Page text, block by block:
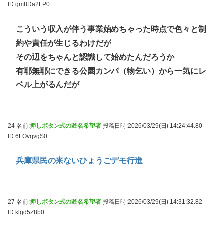
ID:gm8Da2FP0
こういう収入が伴う事業始めちゃった時点で色々と制
約や責任が生じるわけだが
その辺をちゃんと認識して始めたんだろうか
有耶無耶にできる公園カンパ（物乞い）から一気にレ
ベル上がるんだが
24 名前:押しボタン式の匿名希望者 投稿日時:2026/03/29(日) 14:24:44.80
ID:6LOvqvgS0
兵庫県民の来ないひょうごデモ行進
27 名前:押しボタン式の匿名希望者 投稿日時:2026/03/29(日) 14:31:32.82
ID:klgd5Z8b0